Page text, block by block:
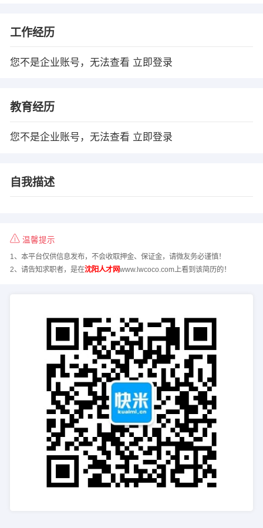
工作经历
您不是企业账号，无法查看 立即登录
教育经历
您不是企业账号，无法查看 立即登录
自我描述
温馨提示
1、本平台仅供信息发布，不会收取押金、保证金，请微友务必谨慎！
2、请告知求职者，是在沈阳人才网www.lwcoco.com上看到该简历的！